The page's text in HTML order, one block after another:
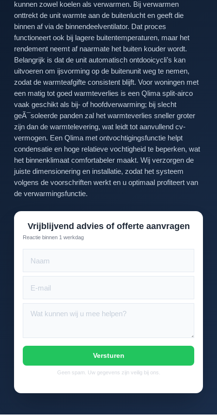
kunnen zowel koelen als verwarmen. Bij verwarmen
onttrekt de unit warmte aan de buitenlucht en geeft die
binnen af via de binnendeelventilator. Dat proces
functioneert ook bij lagere buitentemperaturen, maar het
rendement neemt af naarmate het buiten kouder wordt.
Belangrijk is dat de unit automatisch ontdooicycli’s kan
uitvoeren om ijsvorming op de buitenunit weg te nemen,
zodat de warmteafgifte consistent blijft. Voor woningen met
een matig tot goed warmteverlies is een Qlima split-airco
vaak geschikt als bij- of hoofdverwarming; bij slecht
geÃ¯soleerde panden zal het warmteverlies sneller groter
zijn dan de warmtelevering, wat leidt tot aanvullend cv-
vermogen. Een Qlima met ontvochtigingsfunctie helpt
condensatie en hoge relatieve vochtigheid te beperken, wat
het binnenklimaat comfortabeler maakt. Wij verzorgen de
juiste dimensionering en installatie, zodat het systeem
volgens de voorschriften werkt en u optimaal profiteert van
de verwarmingsfunctie.
Vrijblijvend advies of offerte aanvragen
Reactie binnen 1 werkdag
Versturen
Geen spam. Uw gegevens zijn veilig bij ons.